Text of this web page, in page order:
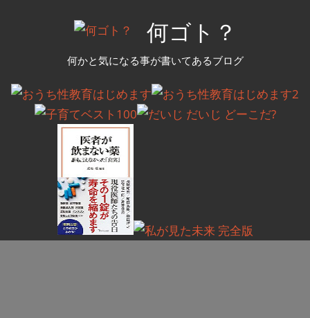
ツ
何ゴト？
何かと気になる事が書いてあるブログ